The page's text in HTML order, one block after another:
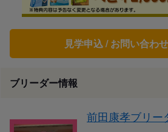
見学申込 / お問い合わ
ブリーダー情報
前田康孝ブリー